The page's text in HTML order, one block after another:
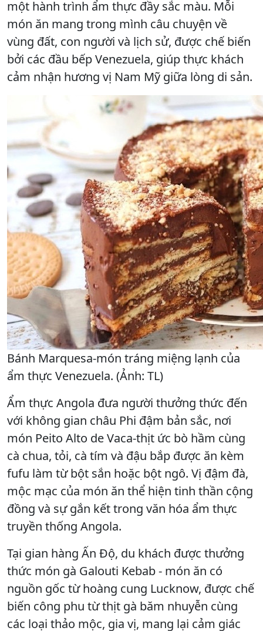
một hành trình ẩm thực đầy sắc màu. Mỗi
món ăn mang trong mình câu chuyện về
vùng đất, con người và lịch sử, được chế biến
bởi các đầu bếp Venezuela, giúp thực khách
cảm nhận hương vị Nam Mỹ giữa lòng di sản.
Bánh Marquesa-món tráng miệng lạnh của
ẩm thực Venezuela. (Ảnh: TL)
Ẩm thực Angola đưa người thưởng thức đến
với không gian châu Phi đậm bản sắc, nơi
món Peito Alto de Vaca-thịt ức bò hầm cùng
cà chua, tỏi, cà tím và đậu bắp được ăn kèm
fufu làm từ bột sắn hoặc bột ngô. Vị đậm đà,
mộc mạc của món ăn thể hiện tinh thần cộng
đồng và sự gắn kết trong văn hóa ẩm thực
truyền thống Angola.
Tại gian hàng Ấn Độ, du khách được thưởng
thức món gà Galouti Kebab - món ăn có
nguồn gốc từ hoàng cung Lucknow, được chế
biến công phu từ thịt gà băm nhuyễn cùng
các loại thảo mộc, gia vị, mang lại cảm giác